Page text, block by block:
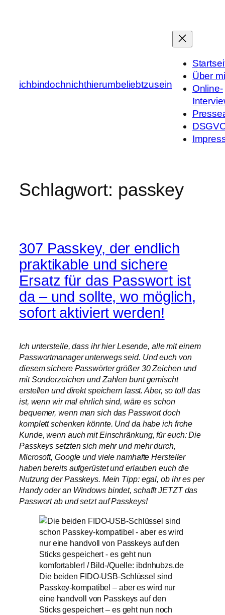
ichbindochnichthierumbeliebtzusein
Über
Online-
Schlagwort: passkey
307 Passkey, der endlich
praktikable und sichere
Ersatz für das Passwort ist
da – und sollte, wo möglich,
sofort aktiviert werden!
Ich unterstelle, dass ihr hier Lesende, alle mit einem
Passwortmanager unterwegs seid. Und euch von
diesem sichere Passwörter größer 30 Zeichen und
mit Sonderzeichen und Zahlen bunt gemischt
erstellen und direkt speichern lasst. Aber, so toll das
ist, wenn wir mal ehrlich sind, wäre es schon
bequemer, wenn man sich das Passwort doch
komplett schenken könnte. Und da habe ich frohe
Kunde, wenn auch mit Einschränkung, für euch: Die
Passkeys setzten sich mehr und mehr durch,
Microsoft, Google und viele namhafte Hersteller
haben bereits aufgerüstet und erlauben euch die
Nutzung der Passkeys. Mein Tipp: egal, ob ihr es per
Handy oder an Windows bindet, schafft JETZT das
Passwort ab und setzt auf Passkeys!
Die beiden FIDO-USB-Schlüssel sind
Passkey-kompatibel – aber es wird nur
eine handvoll von Passkeys auf den
Sticks gespeichert – es geht nun noch